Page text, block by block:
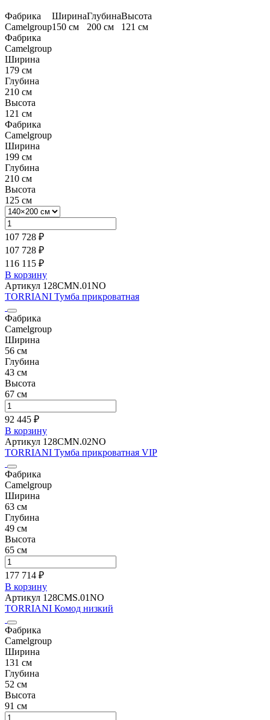
Фабрика
Camelgroup
Ширина
150 см
Глубина
200 см
Высота
121 см
Фабрика
Camelgroup
Ширина
179 см
Глубина
210 см
Высота
121 см
Фабрика
Camelgroup
Ширина
199 см
Глубина
210 см
Высота
125 см
107 728 ₽
107 728 ₽
116 115 ₽
В корзину
Артикул 128CMN.01NO
TORRIANI Тумба прикроватная
Фабрика
Camelgroup
Ширина
56 см
Глубина
43 см
Высота
67 см
92 445 ₽
В корзину
Артикул 128CMN.02NO
TORRIANI Тумба прикроватная VIP
Фабрика
Camelgroup
Ширина
63 см
Глубина
49 см
Высота
65 см
177 714 ₽
В корзину
Артикул 128CMS.01NO
TORRIANI Комод низкий
Фабрика
Camelgroup
Ширина
131 см
Глубина
52 см
Высота
91 см